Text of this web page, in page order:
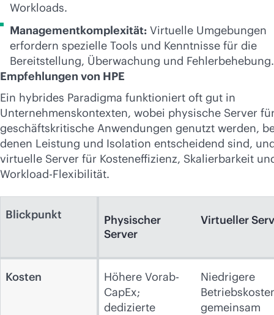
Workloads.
Managementkomplexität: Virtuelle Umgebungen
erfordern spezielle Tools und Kenntnisse für die
Bereitstellung, Überwachung und Fehlerbehebung.
Empfehlungen von HPE
Ein hybrides Paradigma funktioniert oft gut in
Unternehmenskontexten, wobei physische Server
geschäftskritische Anwendungen genutzt werden,
denen Leistung und Isolation entscheidend sind,
virtuelle Server für Kosteneffizienz, Skalierbarkeit
Workload-Flexibilität.
Blickpunkt
Physischer
Server
Virtueller
Kosten
Höhere Vorab-
CapEx;
dedizierte
Niedrigere
gemeinsam